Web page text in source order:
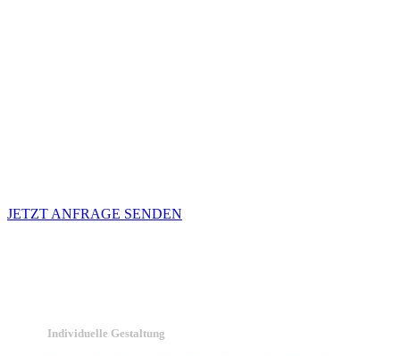
JETZT ANFRAGE SENDEN
Individuelle Gestaltung